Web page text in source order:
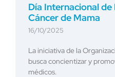
Día Internacional
Cáncer de Mama
16/10/2025
La iniciativa de la
busca concientizar y
médicos.